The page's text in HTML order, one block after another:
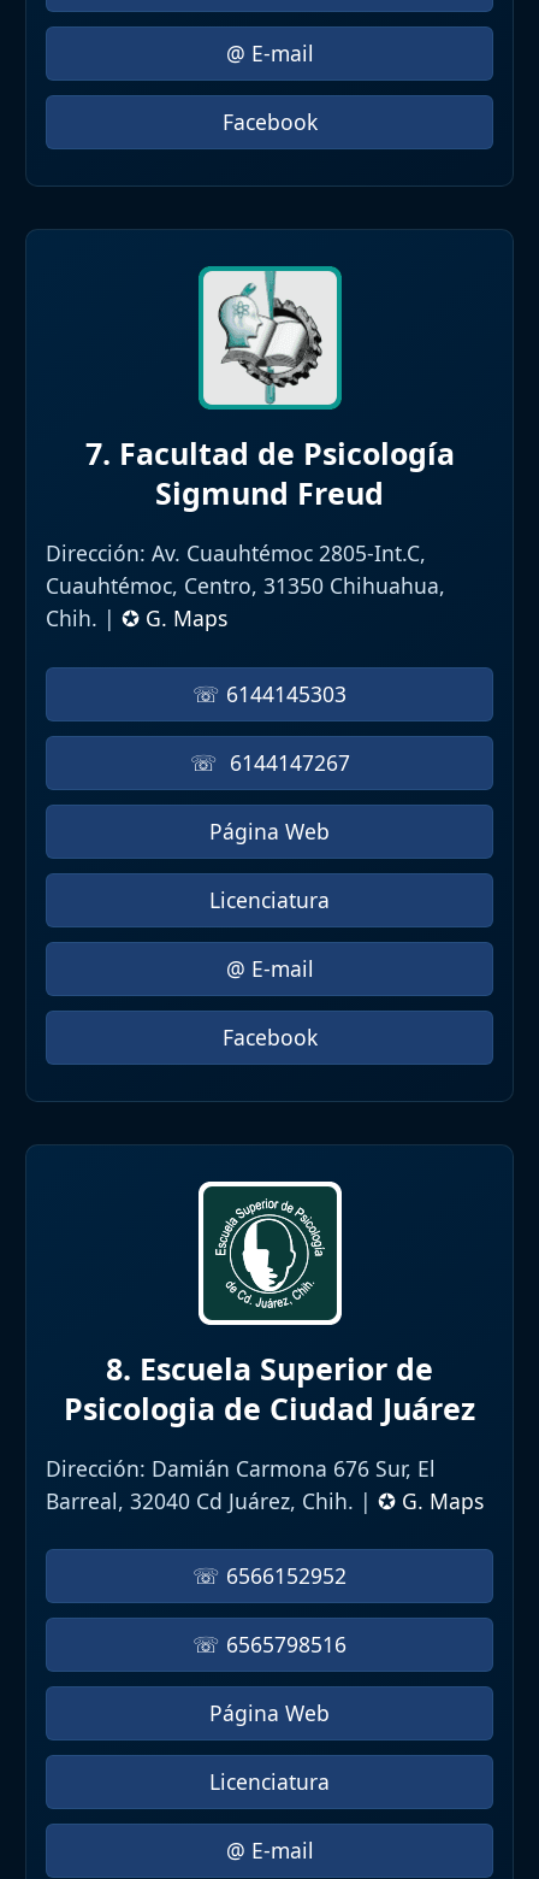
@ E-mail
Facebook
7. Facultad de Psicología
Sigmund Freud
Dirección: Av. Cuauhtémoc 2805-Int.C,
Cuauhtémoc, Centro, 31350 Chihuahua,
Chih. | ✪ G. Maps
☏ 6144145303
☏ 6144147267
Página Web
Licenciatura
@ E-mail
Facebook
8. Escuela Superior de
Psicologia de Ciudad Juárez
Dirección: Damián Carmona 676 Sur, El
Barreal, 32040 Cd Juárez, Chih. | ✪ G. Maps
☏ 6566152952
☏ 6565798516
Página Web
Licenciatura
@ E-mail